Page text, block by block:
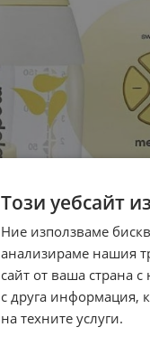
Този уебсайт
Ние използваме
анализираме нашия
сайт от ваша страна
с друга информация,
на техните услуги.